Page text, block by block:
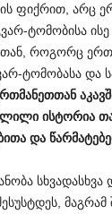
ფიქრით, არც
ტომობისა
როგორც
ტომობასა და
ისტორია
და